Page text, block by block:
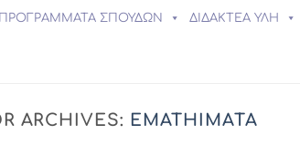
ΠΡΟΓΡΑΜΜΑΤΑ ΣΠΟΥΔΩΝ ΔΙΔΑΚΤΕΑ ΥΛΗ
ARCHIVES: EMATHIMATA